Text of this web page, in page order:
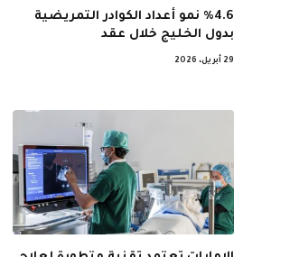
%4.6 نمو أعداد الكوادر التمريضية
بدول الخليج خلال عقد
29 أبريل، 2026